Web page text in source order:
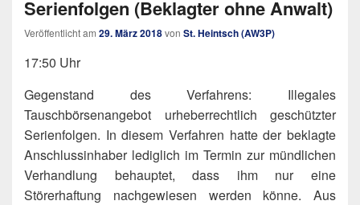
Serienfolgen (Beklagter ohne Anwalt)
Veröffentlicht am 29. März 2018von St. Heintsch (AW3P)
17:50 Uhr
Gegenstand des Verfahrens: Illegales
Tauschbörsenangebot urheberrechtlich geschützter
Serienfolgen. In diesem Verfahren hatte der beklagte
Anschlussinhaber lediglich im Termin zur mündlichen
Verhandlung behauptet, dass ihm nur eine
Störerhaftung nachgewiesen werden könne. Aus